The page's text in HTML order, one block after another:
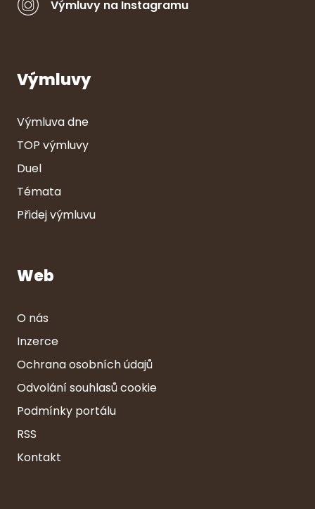
Výmluvy na Instagramu
Výmluvy
Výmluva dne
TOP výmluvy
Duel
Témata
Přidej výmluvu
Web
O nás
Inzerce
Ochrana osobních údajů
Odvolání souhlasů cookie
Podmínky portálu
RSS
Kontakt